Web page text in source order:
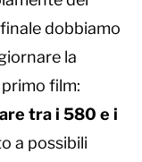
dobbiamo
la
film:
tra i 580 e i
a possibili